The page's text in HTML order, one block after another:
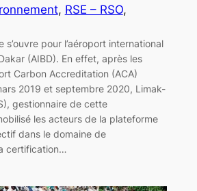
, RSE – RSO
s’ouvre pour l’aéroport international
(AIBD). En effet, après les
Carbon Accreditation (ACA)
2019 et septembre 2020, Limak-
gestionnaire de cette
les acteurs de la plateforme
dans le domaine de
certification…